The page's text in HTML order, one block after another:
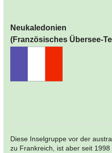
Neukaledonien
(Französisches Übersee-
Diese Inselgruppe vor der
zu Frankreich, ist aber seit